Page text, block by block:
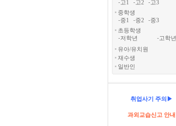
-고1 -고2 -고3
중학생
-중1 -중2 -중3
초등학생
-저학년 -고학년
유아/유치원
재수생
일반인
취업사기 주의▶
과외교습신고 안내